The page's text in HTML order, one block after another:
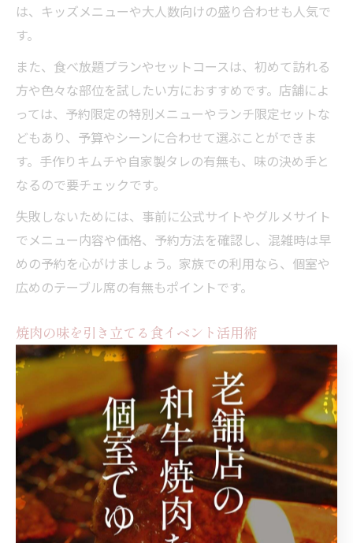
は、キッズメニューや大人数向けの盛り合わせも人気で
す。
また、食べ放題プランやセットコースは、初めて訪れる
方や色々な部位を試したい方におすすめです。店舗によ
っては、予約限定の特別メニューやランチ限定セットな
どもあり、予算やシーンに合わせて選ぶことができま
す。手作りキムチや自家製タレの有無も、味の決め手と
なるので要チェックです。
失敗しないためには、事前に公式サイトやグルメサイト
でメニュー内容や価格、予約方法を確認し、混雑時は早
めの予約を心がけましょう。家族での利用なら、個室や
広めのテーブル席の有無もポイントです。
焼肉の味を引き立てる食イベント活用術
焼肉の味をより一層楽しみたい方には、地元で開催され
る食のイベントやグルメ祭りへの参加がおすすめです。
これらのイベントでは、普段味わえない限定部位や特製
ダレ、地元産の新鮮野菜を使った焼肉メニューなどが登
場し、食の幅が広がります。家族や友人と一緒に参加す
ることで、食体験がより思い出深いものになるでしょ
う。
イベントでは、焼肉の食べ比べや地元食材の即売会、調